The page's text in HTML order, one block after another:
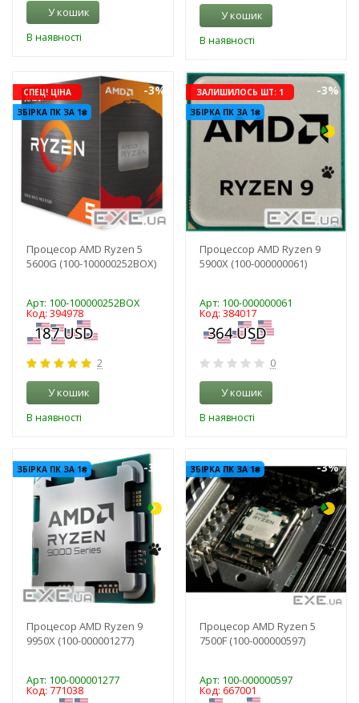
У кошик
В наявності
У кошик
В наявності
СПЕЦ! ЦІНА
ЗБІРКА ПК ЗА 1₴
-3%
Процесор AMD Ryzen 5
5600G (100-100000252BOX)
Арт: 100-100000252BOX
Код: 394978
2
У кошик
В наявності
ЗАЛИШИЛОСЬ ШТ: 1
ЗБІРКА ПК ЗА 1₴
-3%
Процессор AMD Ryzen 9
5900X (100-000000061)
Арт: 100-000000061
Код: 384017
0
У кошик
В наявності
ЗБІРКА ПК ЗА 1₴ -3%
Процесор AMD Ryzen 9
9950X (100-000001277)
Арт: 100-000001277
Код: 771038
ЗБІРКА ПК ЗА 1₴ -3%
Процесор AMD Ryzen 5
7500F (100-000000597)
Арт: 100-000000597
Код: 667001